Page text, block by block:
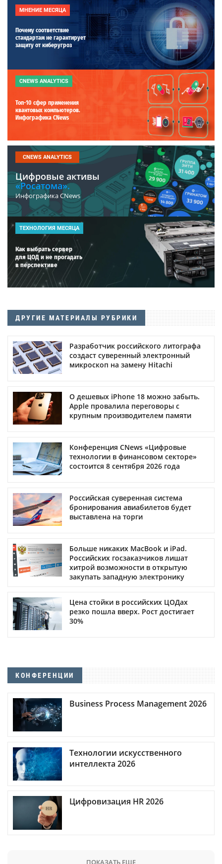
МНЕНИЕ МЕСЯЦА
Почему соответствие
стандартам не гарантирует
защиту от киберугроз
CNEWS ANALYTICS
Топ-10 сфер применения
квантовых компьютеров.
Инфографика CNews
CNEWS ANALYTICS
Цифровые активы
«Росатома».
Инфографика CNews
ТЕХНОЛОГИЯ МЕСЯЦА
Как выбрать сервер
для ЦОД и не прогадать
в перспективе
ДРУГИЕ МАТЕРИАЛЫ РУБРИКИ
Разработчик российского литографа
создаст суверенный электронный
микроскоп на замену Hitachi
О дешевых iPhone 18 можно забыть.
Apple провалила переговоры с
крупным производителем памяти
Конференция CNews «Цифровые
технологии в финансовом секторе»
состоится 8 сентября 2026 года
Российская суверенная система
бронирования авиабилетов будет
выставлена на торги
Больше никаких MacBook и iPad.
Российских госзаказчиков лишат
хитрой возможности в открытую
закупать западную электронику
Цена стойки в российских ЦОДах
резко пошла вверх. Рост достигает
30%
КОНФЕРЕНЦИИ
Business Process Management 2026
Технологии искусственного
интеллекта 2026
Цифровизация HR 2026
ПОКАЗАТЬ ЕЩЕ